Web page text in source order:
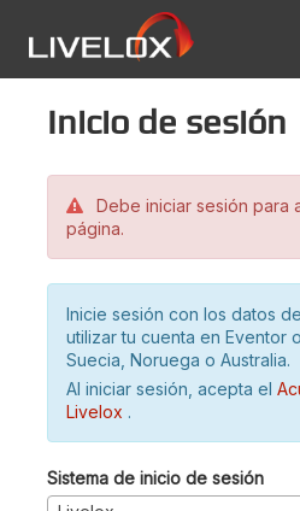
Inicio de sesión
Debe iniciar sesión para
página.
Inicie sesión con los datos
utilizar tu cuenta en Eventor
Suecia, Noruega o Australia.
Al iniciar sesión, acepta el
Livelox .
Sistema de inicio de sesión